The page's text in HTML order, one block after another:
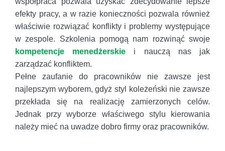
efekty pracy, a w razie konieczności pozwala również
właściwie rozwiązać konflikty i problemy występujące
w zespole. Szkolenia pomogą nam rozwinąć swoje
kompetencje menedżerskie i nauczą nas jak
zarządzać konfliktem.
Pełne zaufanie do pracowników nie zawsze jest
najlepszym wyborem, gdyż styl koleżeński nie zawsze
przekłada się na realizację zamierzonych celów.
Jednak przy wyborze właściwego stylu kierowania
należy mieć na uwadze dobro firmy oraz pracowników.